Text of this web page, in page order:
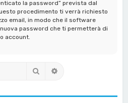
la password” prevista dal
procedimento ti verrà richiesto
email, in modo che il software
password che ti permetterà di
account.
Cerca